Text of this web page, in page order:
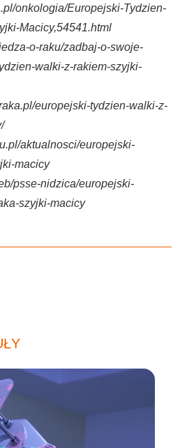
onkologia/Europejski-Tydzien-
Macicy,54541.html
o-raku/zadbaj-o-swoje-
walki-z-rakiem-szyjki-
europejski-tydzien-walki-z-
aktualnosci/europejski-
macicy
psse-nidzica/europejski-
szyjki-macicy